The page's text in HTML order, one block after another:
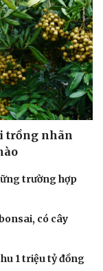
trồng nhãn
trường hợp
có cây
1 triệu tỷ đồng